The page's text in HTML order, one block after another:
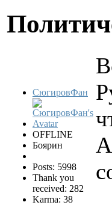
СюгировФан
OFFLINE
Боярин
Posts: 5998
Thank you
received: 282
Karma: 38